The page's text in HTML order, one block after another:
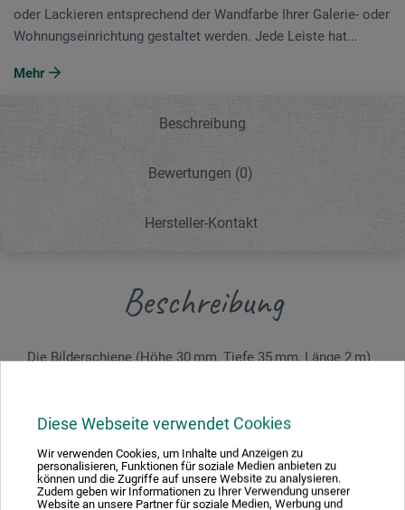
Diese Webseite verwendet Cookies
Wir verwenden Cookies, um Inhalte und Anzeigen zu
personalisieren, Funktionen für soziale Medien anbieten zu
können und die Zugriffe auf unsere Website zu analysieren.
Zudem geben wir Informationen zu Ihrer Verwendung unserer
Website an unsere Partner für soziale Medien, Werbung und
oder Lackieren entsprechend der Wandfarbe Ihrer Galerie- oder
Wohnungseinrichtung gestaltet werden. Jede Leiste hat...
Mehr
Beschreibung
Bewertungen (0)
Hersteller-Kontakt
Beschreibung
Die Bilderschiene (Höhe 30 mm, Tiefe 35 mm, Länge 2 m)
Galerie- oder Wohnungseinrichtung gestaltet werden. Jede
die nach der Montage z. B. mit Rahmenwachs, Wand­füller,
Gips usw. geschlossen werden können.